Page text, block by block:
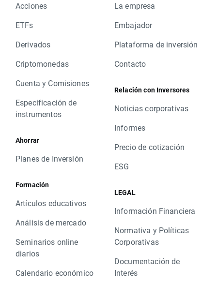
Acciones
ETFs
Derivados
Criptomonedas
Cuenta y Comisiones
Especificación de
instrumentos
Ahorrar
Planes de Inversión
Formación
Artículos educativos
Análisis de mercado
Seminarios online
diarios
Calendario económico
La empresa
Embajador
Plataforma de inversión
Contacto
Relación con Inversores
Noticias corporativas
Informes
Precio de cotización
ESG
LEGAL
Información Financiera
Normativa y Políticas
Corporativas
Documentación de
Interés